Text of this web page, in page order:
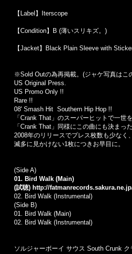
【Label】Iterscope
【Condition】B (薄いスリキズ。)
【Jacket】Black Plain Sleeve with
※Sold Outの為再掲載。 (ジャケ写真はこ
US Original Press.
US Promo Only !!
Rare !!
08' Smash Hit Southern Hip Hop !!
「Crank That」のスーパーヒットで一世
「Crank That」同様にこの曲にも決ま
2008年のリリースでプレス枚数も少な
滅多に見かけない1枚につきお早目に。
(Side A)
01. Bird Walk (Main)
(試聴) http://
02. Bird Walk (Instrumental)
(Side B)
01. Bird Walk (Main)
02. Bird Walk (Instrumental)
ソルジャーボーイ サウス South Crunk ク